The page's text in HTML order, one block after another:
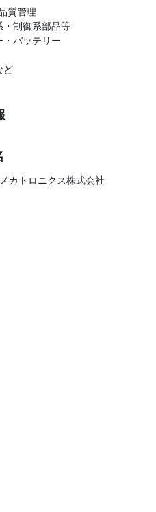
質管理
・制御系部品等
バッテリー
ど
カトロニクス株式会社